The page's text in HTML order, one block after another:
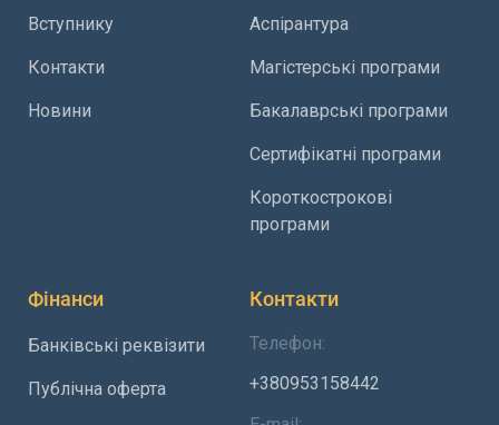
Вступнику
Контакти
Новини
Аспірантура
Магістерські програми
Бакалаврські програми
Сертифікатні програми
Короткострокові
програми
Фінанси
Банківські реквізити
Публічна оферта
Контакти
Телефон:
+380953158442